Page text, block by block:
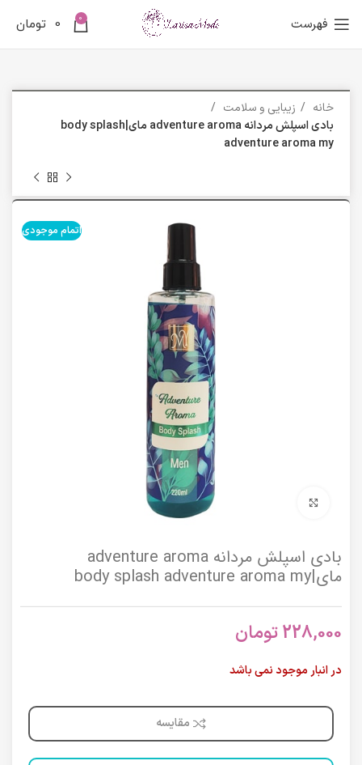
فهرست 0
0 تومان
خانه
زیبایی و سلامت
بادی اسپلش مردانه adventure aroma مای|body splash
adventure aroma my
اتمام موجودی
برای بزرگنمایی کلیک کنید
بادی اسپلش مردانه adventure aroma
مای|body splash adventure aroma my
228,000تومان
در انبار موجود نمی باشد
مقایسه